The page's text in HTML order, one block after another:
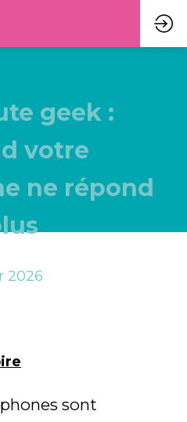
geek :
votre
ne répond
2026
sont